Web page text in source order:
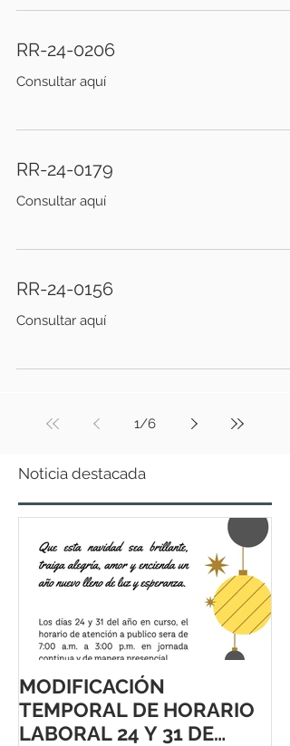
RR-24-0206
Consultar aquí
RR-24-0179
Consultar aquí
RR-24-0156
Consultar aquí
1/6
Noticia destacada
MODIFICACIÓN
TEMPORAL DE HORARIO
LABORAL 24 Y 31 DE